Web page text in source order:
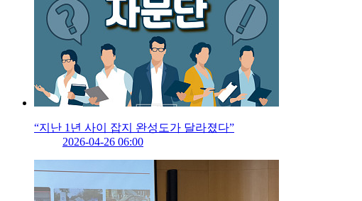
“지난 1년 사이 잡지 완성도가 달라졌다”
2026-04-26 06:00